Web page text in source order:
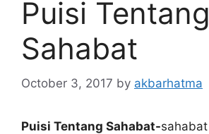
Puisi Tentang
Sahabat
October 3, 2017 by akbarhatma
Puisi Tentang Sahabat-